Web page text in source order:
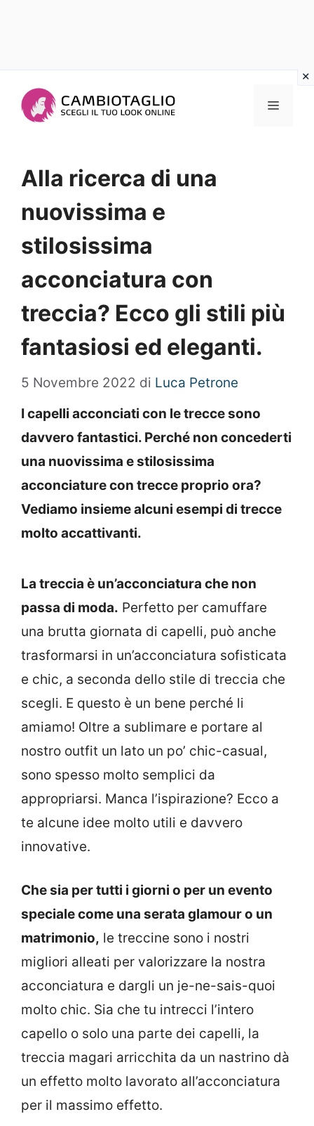
Menu
Alla ricerca di una
nuovissima e
stilosissima
acconciatura con
treccia? Ecco gli stili più
fantasiosi ed eleganti.
5 Novembre 2022 di Luca Petrone
I capelli acconciati con le trecce sono
davvero fantastici. Perché non concederti
una nuovissima e stilosissima
acconciature con trecce proprio ora?
Vediamo insieme alcuni esempi di trecce
molto accattivanti.
La treccia è un’acconciatura che non
passa di moda. Perfetto per camuffare
una brutta giornata di capelli, può anche
trasformarsi in un’acconciatura sofisticata
e chic, a seconda dello stile di treccia che
scegli. E questo è un bene perché li
amiamo! Oltre a sublimare e portare al
nostro outfit un lato un po’ chic-casual,
sono spesso molto semplici da
appropriarsi. Manca l’ispirazione? Ecco a
te alcune idee molto utili e davvero
innovative.
Che sia per tutti i giorni o per un evento
speciale come una serata glamour o un
matrimonio, le treccine sono i nostri
migliori alleati per valorizzare la nostra
acconciatura e dargli un je-ne-sais-quoi
molto chic. Sia che tu intrecci l’intero
capello o solo una parte dei capelli, la
treccia magari arricchita da un nastrino dà
un effetto molto lavorato all’acconciatura
per il massimo effetto.